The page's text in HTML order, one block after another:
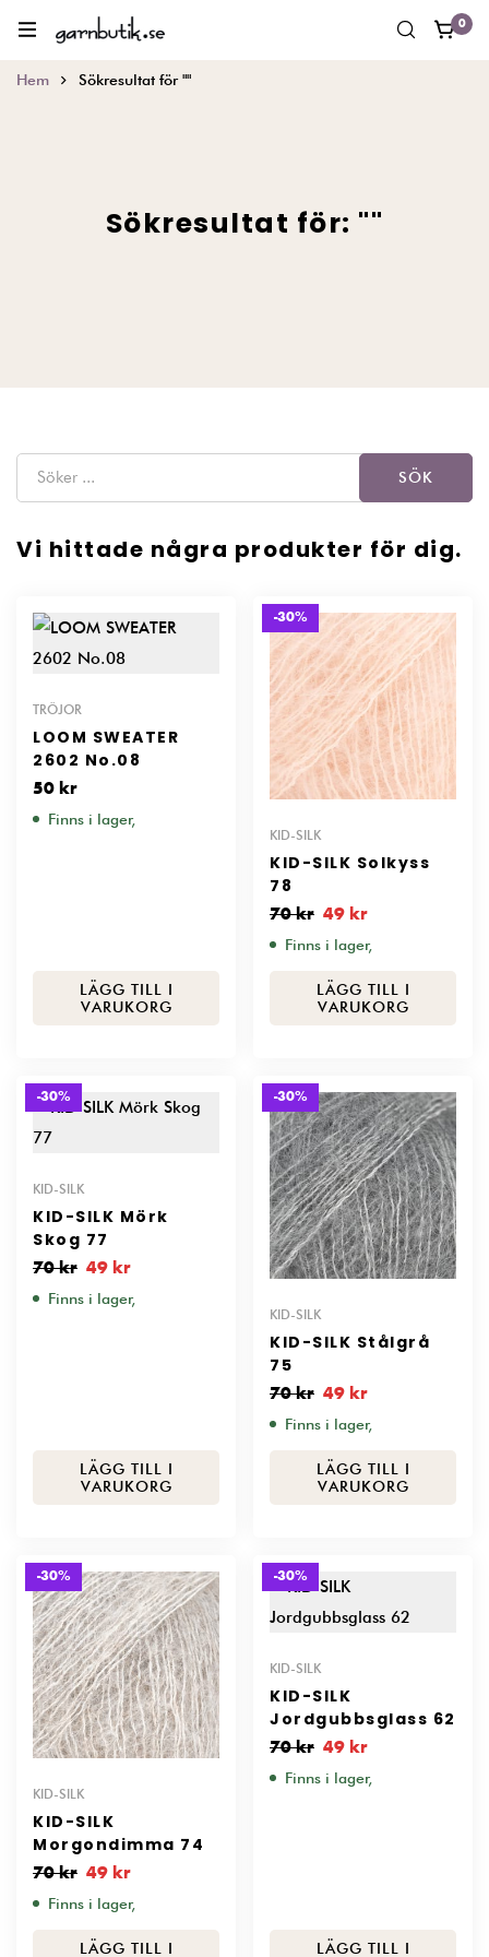
0
Hem Sökresultat för ""
Sökresultat för: ""
SÖK
Vi hittade några produkter för dig.
TRÖJOR
LOOM SWEATER
2602 No.08
50 kr
Finns i lager,
LÄGG TILL I
VARUKORG
-30%
KID-SILK
KID-SILK Solkyss
78
70kr 49 kr
Finns i lager,
LÄGG TILL I
VARUKORG
-30%
KID-SILK
KID-SILK Mörk
Skog 77
70kr 49 kr
Finns i lager,
LÄGG TILL I
VARUKORG
-30%
KID-SILK
KID-SILK Stålgrå
75
70kr 49 kr
Finns i lager,
LÄGG TILL I
VARUKORG
-30%
KID-SILK
KID-SILK
Morgondimma 74
70kr 49 kr
Finns i lager,
LÄGG TILL I
-30%
KID-SILK
KID-SILK
Jordgubbsglass 62
70kr 49 kr
Finns i lager,
LÄGG TILL I